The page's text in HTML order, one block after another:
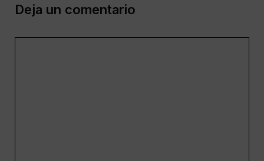
Deja un comentario